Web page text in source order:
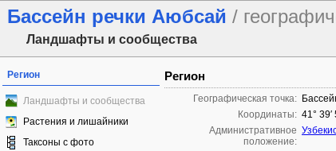
Бассейн речки Аюбсай /
Ландшафты и сообщества
Регион
Ландшафты и сообщества
Растения и лишайники
Таксоны с фото
Регион
Географическая точка:
Координаты: 41°
Административное
положение: